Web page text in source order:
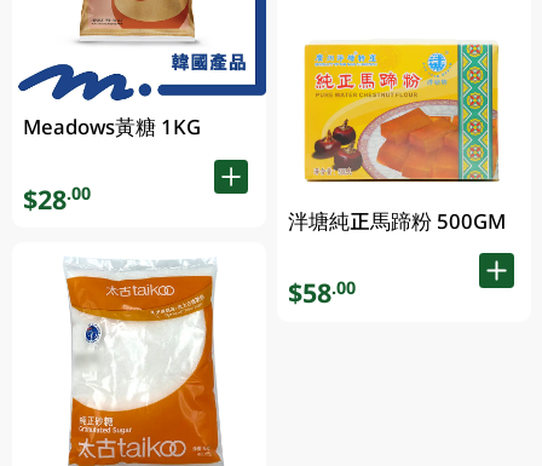
Meadows黃糖 1KG
$28.00
泮塘純正馬蹄粉 500GM
$58.00